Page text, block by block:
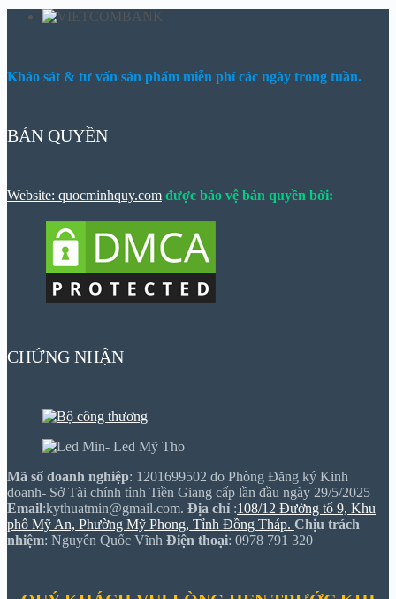
Khảo sát & tư vấn sản phẩm miễn phí các ngày trong tuần.
BẢN QUYỀN
Website: quocminhquy.com được bảo vệ bản quyền bởi:
CHỨNG NHẬN
Mã số doanh nghiệp: 1201699502 do Phòng Đăng ký Kinh
doanh- Sở Tài chính tỉnh Tiền Giang cấp lần đầu ngày 29/5/2025
Email:kythuatmin@gmail.com. Địa chỉ :108/12 Đường tổ 9, Khu
phố Mỹ An, Phường Mỹ Phong, Tỉnh Đồng Tháp. Chịu trách
nhiệm: Nguyễn Quốc Vĩnh Điện thoại: 0978 791 320